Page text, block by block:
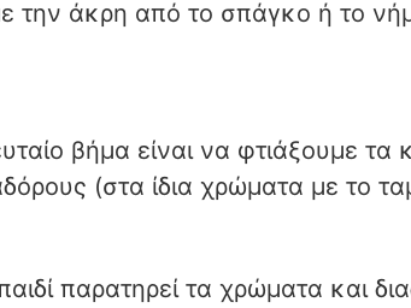
την άκρη από το σπάγκο ή το
βήμα είναι να φτιάξουμε
(στα ίδια χρώματα με το
παρατηρεί τα χρώματα και